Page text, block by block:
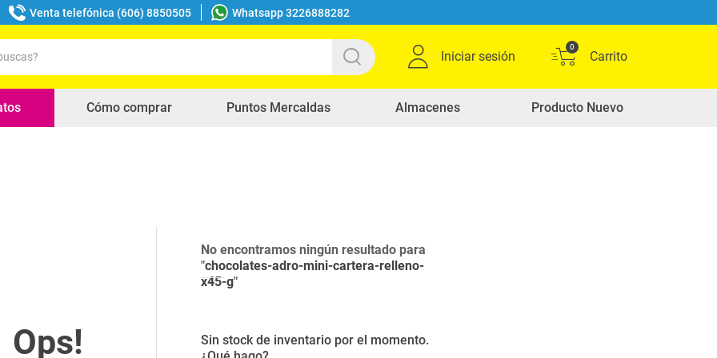
Venta telefónica (606) 8850505 Whatsapp 3226888282
Iniciar sesión
0
Cómo comprar Puntos Mercaldas Almacenes Producto Nuevo
No encontramos ningún resultado para
"chocolates-adro-mini-cartera-relleno-
x45-g"
Sin stock de inventario por el momento.
buscados